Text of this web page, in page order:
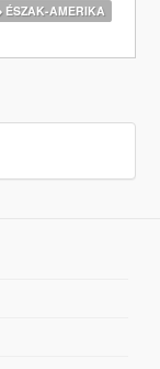
ÉSZAK-AMERIKA